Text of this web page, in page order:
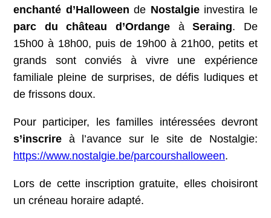
enchanté d’Halloween de Nostalgieinvestira le
parc du château d’Ordange àSeraing. De
15h00 à 18h00, puis de 19h00 à 21h00, petits et
grands sont conviés à vivre une expérience
familiale pleine de surprises, de défis ludiques et
de frissons doux.
Pour participer, les familles intéressées devront
s’inscrire à l’avance sur le site de Nostalgie:
https://www.nostalgie.be/parcourshalloween.
Lors de cette inscription gratuite, elles choisiront
un créneau horaire adapté.